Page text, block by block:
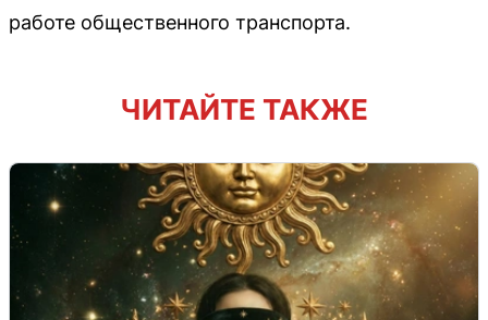
работе общественного транспорта.
ЧИТАЙТЕ ТАКЖЕ